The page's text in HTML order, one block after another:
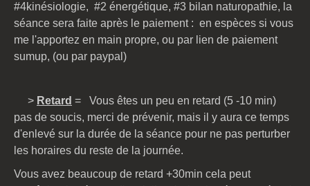
#4kinésiologie, #2 énergétique, #3 bilan naturopathie, la
séance sera faite après le paiement : en espèces si vous
me l'apportez en main propre, ou par lien de paiement
sumup, (ou par paypal)
> Retard = Vous êtes un peu en retard (5 -10 min)
pas de soucis, merci de prévenir, mais il y aura ce temps
d'enlevé sur la durée de la séance pour ne pas perturber
les horaires du reste de la journée.
Vous avez beaucoup de retard +30min cela peut